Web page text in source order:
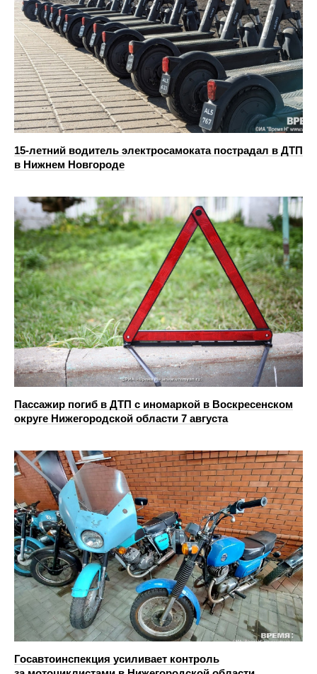
15-летний водитель электросамоката пострадал в ДТП
в Нижнем Новгороде
Пассажир погиб в ДТП с иномаркой в Воскресенском
округе Нижегородской области 7 августа
Госавтоинспекция усиливает контроль